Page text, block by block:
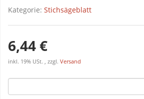
Kategorie: Stichsägeblatt
6,44 €
inkl. 19% USt. , zzgl. Versand